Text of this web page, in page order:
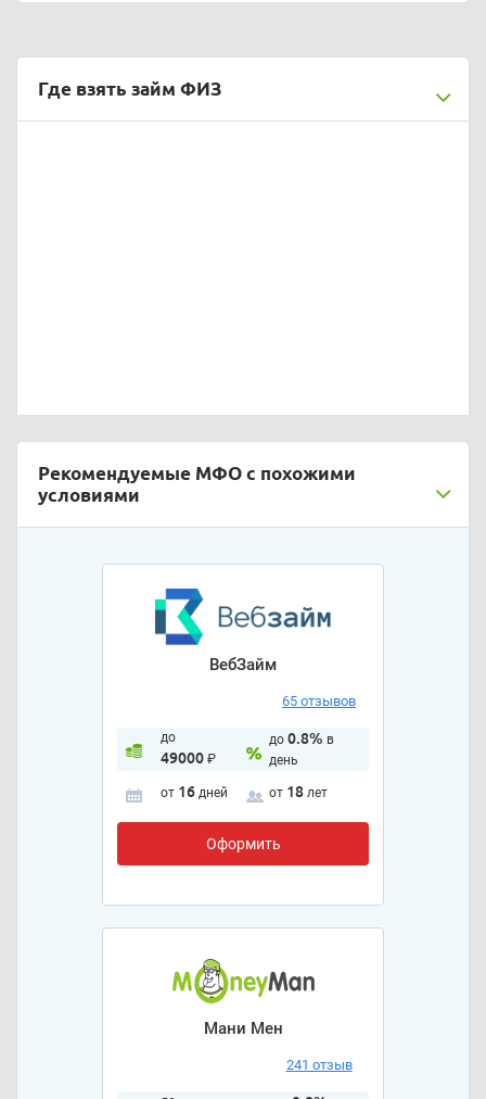
Где взять займ ФИЗ
Рекомендуемые МФО с похожими
условиями
ВебЗайм
65 отзывов
до
49000₽
до 0.8% в
день
от 16 дней от 18 лет
Оформить
Мани Мен
241 отзыв